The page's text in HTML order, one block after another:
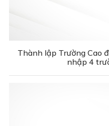
Thành lập Trường Cao
nhập 4